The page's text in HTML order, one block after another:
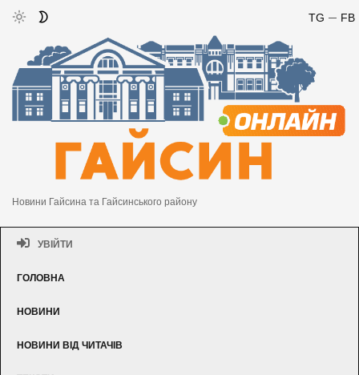
FB
TG
Новини Гайсина та Гайсинського району
УВІЙТИ
ГОЛОВНА
НОВИНИ
НОВИНИ ВІД ЧИТАЧІВ